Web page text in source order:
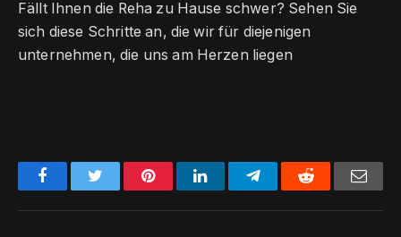
Fällt Ihnen die Reha zu Hause schwer? Sehen Sie
sich diese Schritte an, die wir für diejenigen
unternehmen, die uns am Herzen liegen
FacebookTwitter PinterestLinkedInTelegramReddit